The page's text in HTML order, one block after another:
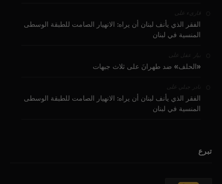
قارىء على
الفقر الذي يأنف لبنان أن يراه: الانهيار الصامت للطبقة الوسطى
المنسية في لبنان
بيار عقل على
«الحلف» ضد طهرانَ على ثلاث جبهات
نادر جبلي على
الفقر الذي يأنف لبنان أن يراه: الانهيار الصامت للطبقة الوسطى
المنسية في لبنان
تبرع